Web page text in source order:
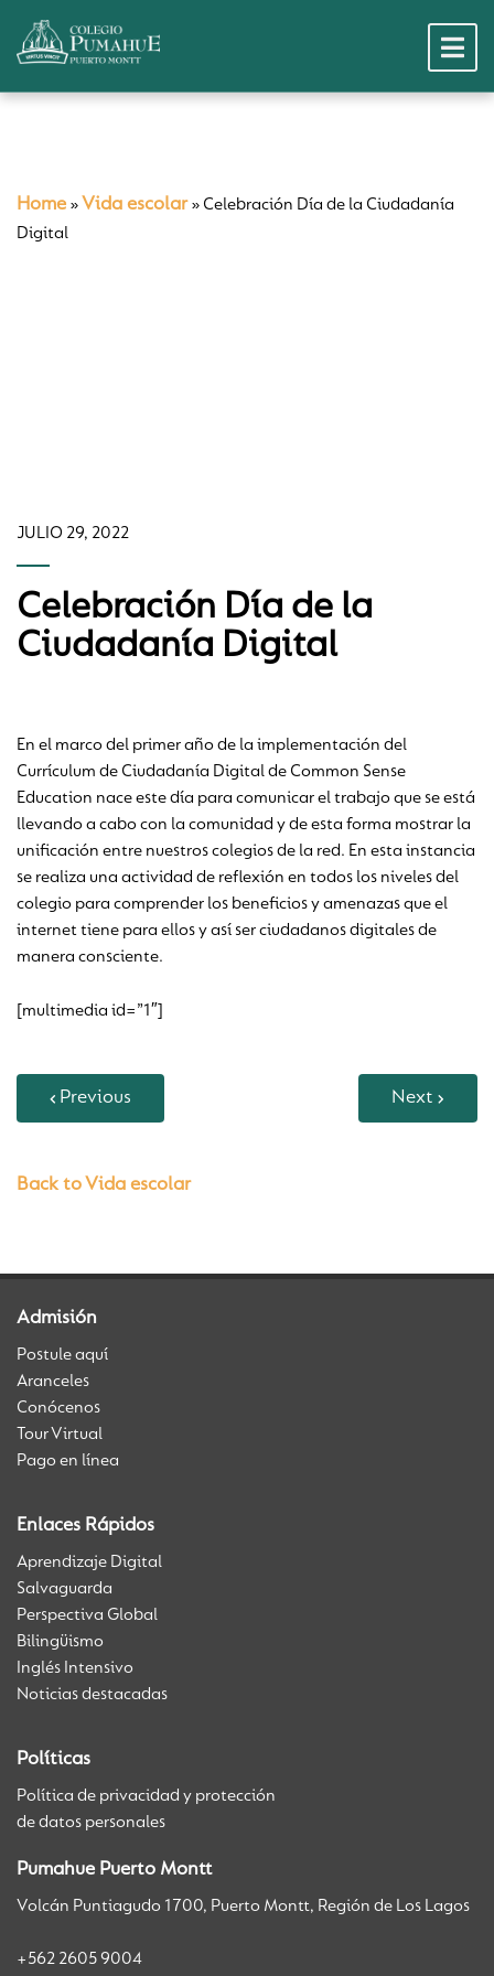
Home » Vida escolar» Celebración Día de la Ciudadanía
Digital
JULIO 29, 2022
Celebración Día de la
Ciudadanía Digital
En el marco del primer año de la implementación del
Currículum de Ciudadanía Digital de Common Sense
Education nace este día para comunicar el trabajo que se está
llevando a cabo con la comunidad y de esta forma mostrar la
unificación entre nuestros colegios de la red. En esta instancia
se realiza una actividad de reflexión en todos los niveles del
colegio para comprender los beneficios y amenazas que el
internet tiene para ellos y así ser ciudadanos digitales de
manera consciente.
[multimedia id=”1″]
Previous Next
Back to Vida escolar
Admisión
Postule aquí
Aranceles
Conócenos
Tour Virtual
Pago en línea
Enlaces Rápidos
Aprendizaje Digital
Salvaguarda
Perspectiva Global
Bilingüismo
Inglés Intensivo
Noticias destacadas
Políticas
Política de privacidad y protección
de datos personales
Pumahue Puerto Montt
Volcán Puntiagudo 1700, Puerto Montt, Región de Los Lagos
+562 2605 9004